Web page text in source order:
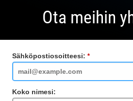
Ota meihin
Sähköpostiosoitteesi:
kenttä
Koko nimesi: